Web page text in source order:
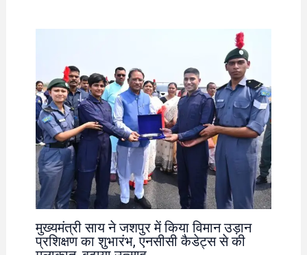
मुख्यमंत्री साय ने जशपुर में किया विमान उड़ान
प्रशिक्षण का शुभारंभ, एनसीसी कैडेट्स से की